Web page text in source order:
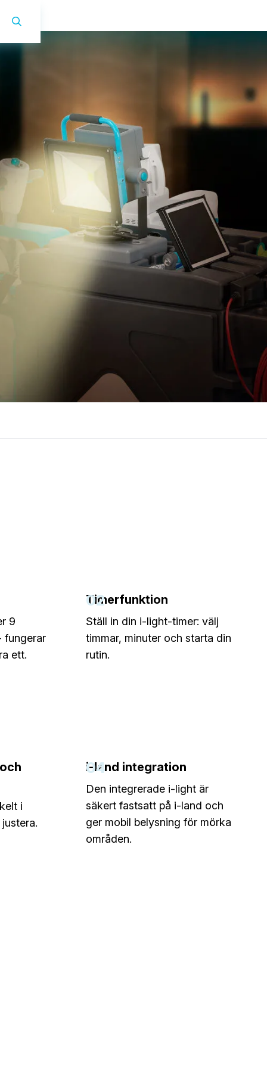
9
fungerar
ett.
02
Timerfunktion
Ställ in din i-light-timer: välj
timmar, minuter och starta din
rutin.
i
04
i-land integration
Den integrerade i-light är
säkert fastsatt på i-land och
ger mobil belysning för mörka
områden.